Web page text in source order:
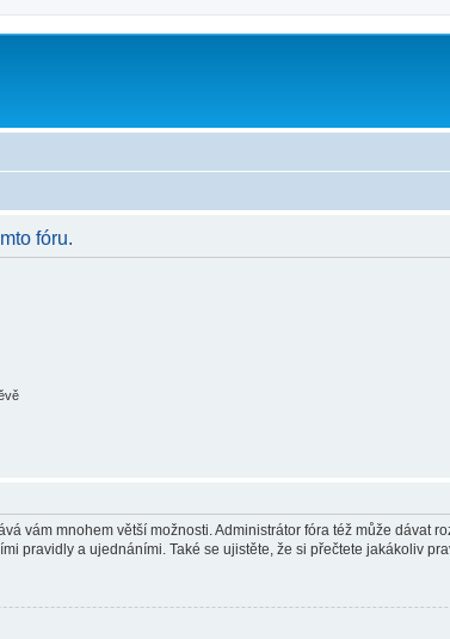
fóru.
vám mnohem větší možnosti. Administrátor fóra též může dávat
pravidly a ujednáními. Také se ujistěte, že si přečtete jakákoliv